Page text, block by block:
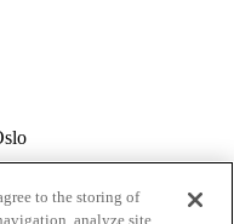
to the storing of
analyze site